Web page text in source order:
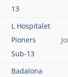
13
L Hospitalet
Pioners
Sub-13
Badalona